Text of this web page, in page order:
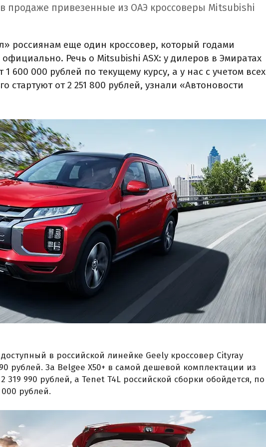
продаже привезенные из ОАЭ кроссоверы Mitsubishi
россиянам еще один кроссовер, который годами
Речь о Mitsubishi ASX: у дилеров в Эмиратах
600 000 рублей по текущему курсу, а у нас с учетом всех
стартуют от 2 251 800 рублей, узнали «Автоновости
в российской линейке Geely кроссовер Cityray
рублей. За Belgee X50+ в самой дешевой комплектации из
319 990 рублей, а Tenet T4L российской сборки обойдется, по
рублей.